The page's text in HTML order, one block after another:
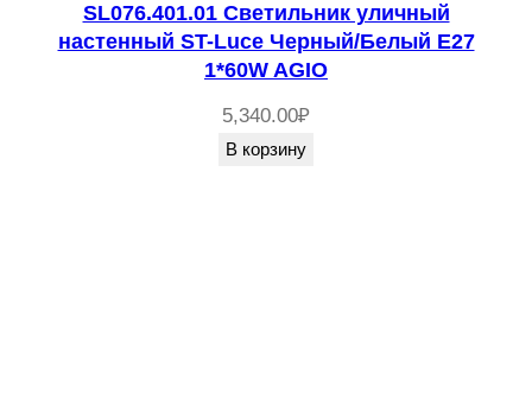
SL076.401.01 Светильник уличный
настенный ST-Luce Черный/Белый E27
1*60W AGIO
5,340.00₽
В корзину